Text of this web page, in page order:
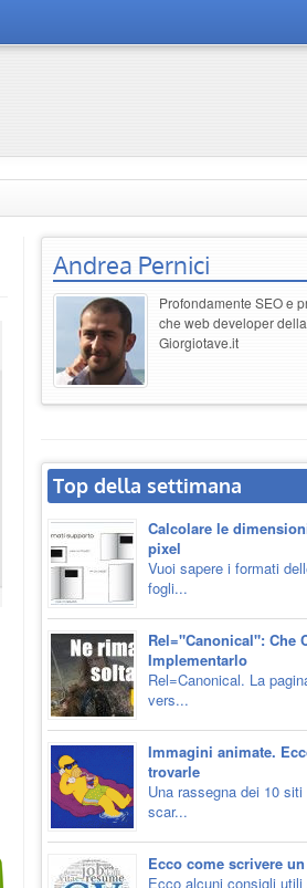
Andrea Pernici
Profondamente SEO e
che web developer
Giorgiotave.it
Top della settimana
Calcolare le
pixel
Vuoi sapere i formati
fogli...
Rel="Canonical": Che
Implementarlo
Rel=Canonical. La
vers...
Immagini animate.
trovarle
Una rassegna dei 10
scar...
Ecco come scrivere
Ecco alcuni consigli